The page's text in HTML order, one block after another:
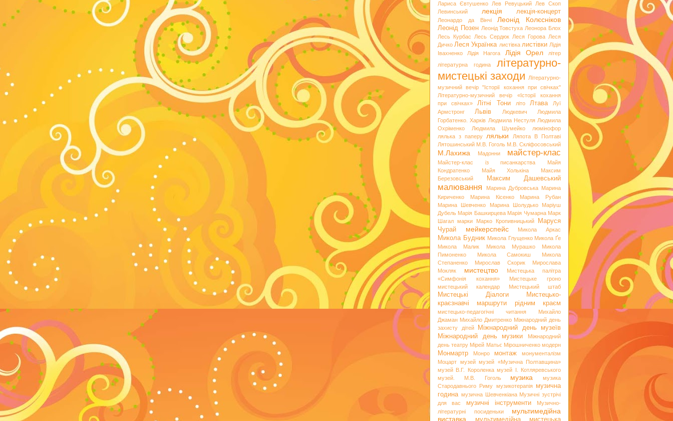
Лариса Євтушенко
Лев Ревуцький
Лев Скоп
Левинський
лекція лекція-концерт
Леонардо да Вінчі Леонід Колєсніков
Леонід Позен Леонід Товстуха Леонора Блох
Лесь Курбас
Лесь Сердюк Леся Горова Леся
Дичко Леся Українка листівка листівки Лідія
Івахненко
Лідія Нагога Лідія Орел
літер
літературна година
літературно-
мистецькі заходи
Літературно-
музичний вечір "Історії кохання при свічках"
Літературно-музичний вечір «Історії кохання
при свічках»
Літні Тони літо Лтава
Луї
Армстронг
Львів Людкевич
Людмила
Горбатенко. Харків Людмила Нестуля Людмила
Охріменко
Людмила Шумейко
люмінофор
лялька з паперу
ляльки
Ляпота В Полтаві
Лятошинський М.В. Гоголь М.В. Скліфосовський
М.Лахижа Мадонни майстер-клас
Майстер-клас із писанкарства
Майя
Кондратенко
Майя Холькіна
Максим
Березовський
Максим Дашевський
малювання Марина Дубровська Марина
Кириченко
Марина Кісенко
Марина Рубан
Марина Шевченко
Марина Шолудько
Маріуш
Дубель Марія Башкирцева Марія Чумарна Марк
Шагал марки Марко Кропивницький
Маруся
Чурай
мейкерспейс Микола Аркас
Микола Будник Микола Глущенко Микола Ґе
Микола Малик
Микола Мурашко
Микола
Пимоненко
Микола Самокиш
Микола
Степаненко
Мирослав Скорик
Мирослава
Мокляк
мистецтво
Мистецька палітра
«Симфонія кохання»
Мистецьке гроно
мистецький календар
Мистецький штаб
Мистецькі Діалоги
Мистецько-
краєзнавчі маршрути рідним краєм
мистецько-педагогічні читання
Михайло
Джаман Михайло Дмитренко Міжнародний день
захисту дітей
Міжнародний день музеїв
Міжнародний день музики
Міжнародний
день театру Мірей Матьє Мірошниченко модерн
Монмартр Монро монтаж
монументалізм
Моцарт музей музей «Музична Полтавщина»
музей В.Г. Короленка музей І. Котляревського
музей. М.В. Гоголь
музика
музика
Стародавнього Риму музикотерапія
музична
година музична Шевченкіана Музичні зустрічі
для вас
музичні інструменти
Музично-
літературні посиденьки
мультимедійна
виставка
мультимедійна мистецька